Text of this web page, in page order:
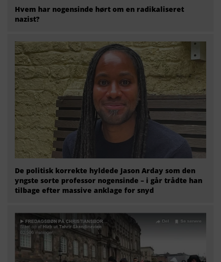
Hvem har nogensinde hørt om en radikaliseret
nazist?
De politisk korrekte hyldede Jason Arday som den
yngste sorte professor nogensinde – i går trådte han
tilbage efter massive anklage for snyd